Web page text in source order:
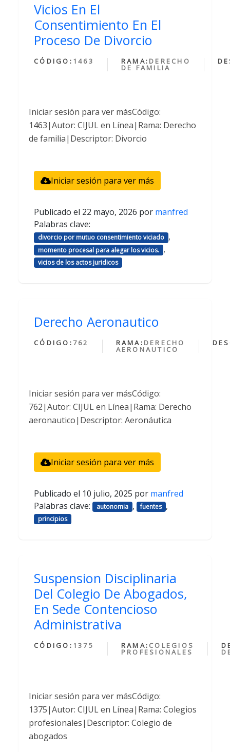
Vicios En El
Consentimiento En El
Proceso De Divorcio
CÓDIGO: 1463 RAMA: DERECHO
DE FAMILIA
Iniciar sesión para ver másCódigo:
1463|Autor: CIJUL en Línea|Rama: Derecho
de familia|Descriptor: Divorcio
Iniciar sesión para ver más
Publicado el 22 mayo, 2026 por manfred
Palabras clave:
divorcio por mutuo consentimiento viciado ,
momento procesal para alegar los vicios. ,
vicios de los actos juridicos
Derecho Aeronautico
CÓDIGO: 762 RAMA: DERECHO
AERONAUTICO
Iniciar sesión para ver másCódigo:
762|Autor: CIJUL en Línea|Rama: Derecho
aeronautico|Descriptor: Aeronáutica
Iniciar sesión para ver más
Publicado el 10 julio, 2025 por manfred
Palabras clave:
autonomia , fuentes ,
principios
Suspension Disciplinaria
Del Colegio De Abogados,
En Sede Contencioso
Administrativa
CÓDIGO: 1375 RAMA: COLEGIOS
PROFESIONALES
Iniciar sesión para ver másCódigo:
1375|Autor: CIJUL en Línea|Rama: Colegios
profesionales|Descriptor: Colegio de
abogados